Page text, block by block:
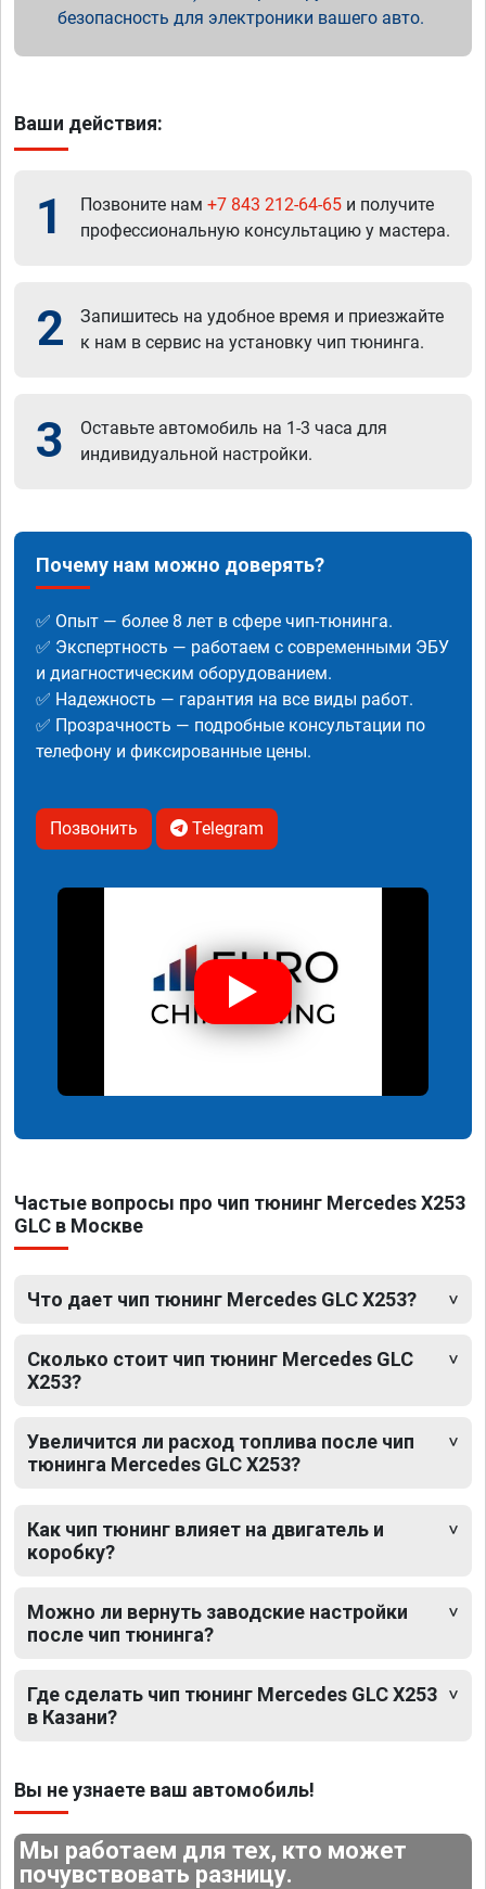
безопасность для электроники вашего авто.
Ваши действия:
1 Позвоните нам +7 843 212-64-65 и получите
профессиональную консультацию у мастера.
2
Запишитесь на удобное время и приезжайте
к нам в сервис на установку чип тюнинга.
3
Оставьте автомобиль на 1-3 часа для
индивидуальной настройки.
Почему нам можно доверять?
✅ Опыт — более 8 лет в сфере чип-тюнинга.
✅ Экспертность — работаем с современными ЭБУ
и диагностическим оборудованием.
✅ Надежность — гарантия на все виды работ.
✅ Прозрачность — подробные консультации по
телефону и фиксированные цены.
Позвонить Telegram
Частые вопросы про чип тюнинг Mercedes X253
GLC в Москве
Что дает чип тюнинг Mercedes GLC X253?
Сколько стоит чип тюнинг Mercedes GLC
X253?
Увеличится ли расход топлива после чип
тюнинга Mercedes GLC X253?
Как чип тюнинг влияет на двигатель и
коробку?
Можно ли вернуть заводские настройки
после чип тюнинга?
Где сделать чип тюнинг Mercedes GLC X253
в Казани?
Вы не узнаете ваш автомобиль!
Мы работаем для тех, кто может
почувствовать разницу.